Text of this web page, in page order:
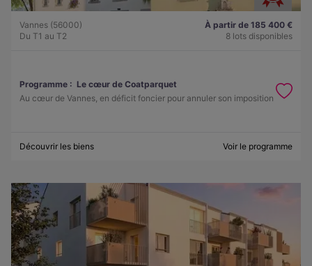
Vannes (56000)
Du T1 au T2
À partir de 185 400 €
8 lots disponibles
Programme : Le cœur de Coatparquet
Au cœur de Vannes, en déficit foncier pour annuler son imposition
Découvrir les biens Voir le programme